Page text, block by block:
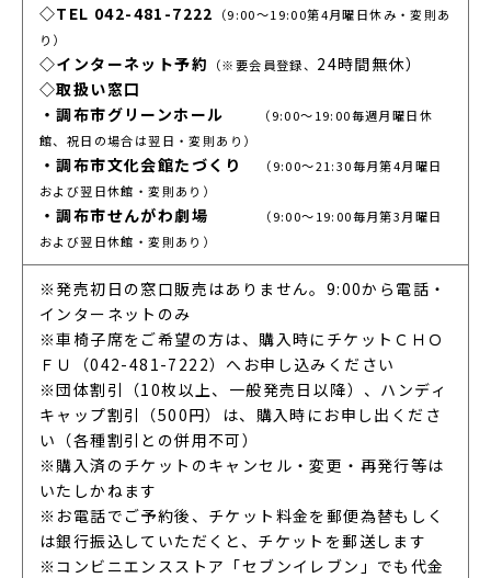
◇TEL 042-481-7222
（9:00～19:00第4月曜日休み・変則あ
り）
◇インターネット予約 （※要会員登録、 24時間無休）
◇取扱い窓口
・調布市グリーンホール
（9:00～19:00毎週月曜日休
館、祝日の場合は翌日・変則あり）
・調布市文化会館たづくり
（9:00～21:30毎月第4月曜日
および翌日休館・変則あり）
・調布市せんがわ劇場
（9:00～19:00毎月第3月曜日
および翌日休館・変則あり）
※発売初日の窓口販売はありません。9:00から電話・
インターネットのみ
※車椅子席をご希望の方は、購入時にチケットＣＨＯ
ＦＵ（042-481-7222）へお申し込みください
※団体割引（10枚以上、一般発売日以降）、ハンディ
キャップ割引（500円）は、購入時にお申し出くださ
い（各種割引との併用不可）
※購入済のチケットのキャンセル・変更・再発行等は
いたしかねます
※お電話でご予約後、チケット料金を郵便為替もしく
は銀行振込していただくと、チケットを郵送します
※コンビニエンスストア「セブンイレブン」でも代金